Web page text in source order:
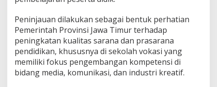
,
B
a
h
a
s
e
Peninjauan dilakukan sebagai bentuk perhatian
Pemerintah Provinsi Jawa Timur terhadap
peningkatan kualitas sarana dan prasarana
pendidikan, khususnya di sekolah vokasi yang
memiliki fokus pengembangan kompetensi di
bidang media, komunikasi, dan industri kreatif.